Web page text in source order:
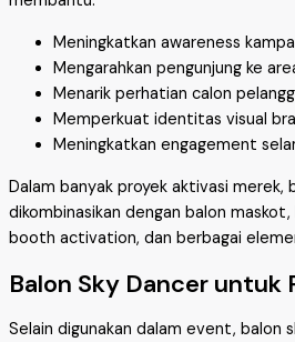
Meningkatkan awareness
Mengarahkan pengunjung ke
Menarik perhatian calon
Memperkuat identitas visual
Meningkatkan engagement
Dalam banyak proyek aktivasi merek,
dikombinasikan dengan balon
booth activation, dan berbagai
Balon Sky Dancer untuk
Selain digunakan dalam event, balon